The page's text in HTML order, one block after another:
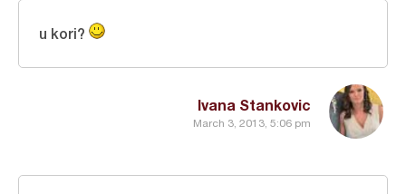
Ivana Stankovic
March 3, 2013, 5:06 pm
u kori?